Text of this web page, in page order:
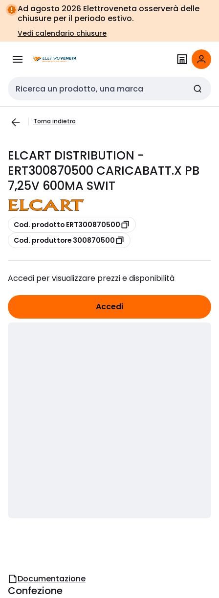
Vai alla
navigazione
Vai
alla
pagina
Ad agosto 2026 Elettroveneta osserverà delle
chiusure per il periodo estivo.
Vedi calendario chiusure
Cerca input
Torna indietro
ELCART DISTRIBUTION -
ERT300870500 CARICABATT.X PB
7,25V 600MA SWIT
copia
Cod. prodotto ERT300870500
copia
Cod. produttore 300870500
Accedi per visualizzare prezzi e disponibilità
Accedi
Documentazione
Confezione